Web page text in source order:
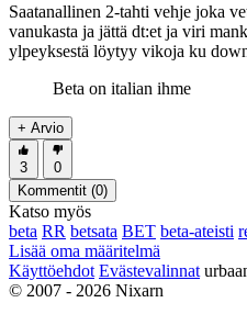
Saatanallinen 2-tahti vehje joka
vanukasta ja jättä dt:et ja viri
ylpeyksestä löytyy vikoja ku
Beta on italian ihme
+ Arvio
3
0
Kommentit (0)
Katso myös
beta RR betsata BET beta-ateisti
Lisää oma määritelmä
Käyttöehdot Evästevalinnat
© 2007 - 2026 Nixarn